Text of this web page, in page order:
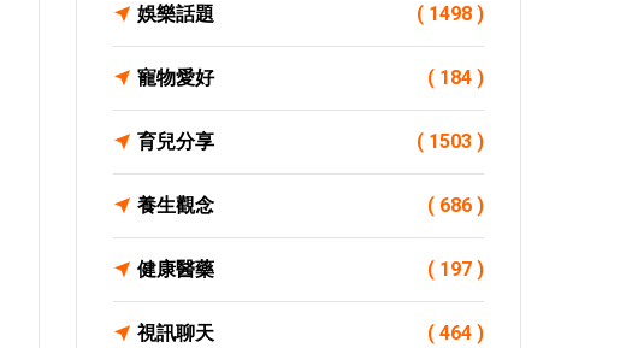
娛樂話題 ( 1498 )
寵物愛好 ( 184 )
育兒分享 ( 1503 )
養生觀念 ( 686 )
健康醫藥 ( 197 )
視訊聊天 ( 464 )